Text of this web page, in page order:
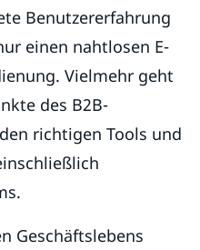
Benutzererfahrung
einen nahtlosen E-
Vielmehr geht
des B2B-
richtigen Tools und
Geschäftslebens